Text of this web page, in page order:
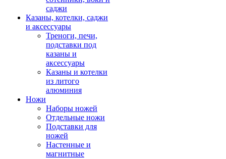
саджи
Казаны, котелки, саджи
и аксессуары
Треноги, печи,
подставки под
казаны и
аксессуары
Казаны и котелки
из литого
алюминия
Ножи
Наборы ножей
Отдельные ножи
Подставки для
ножей
Настенные и
магнитные